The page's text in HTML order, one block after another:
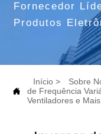
Fornecedor
Produtos

Início > Sobre
de Frequência
Ventiladores e Mais